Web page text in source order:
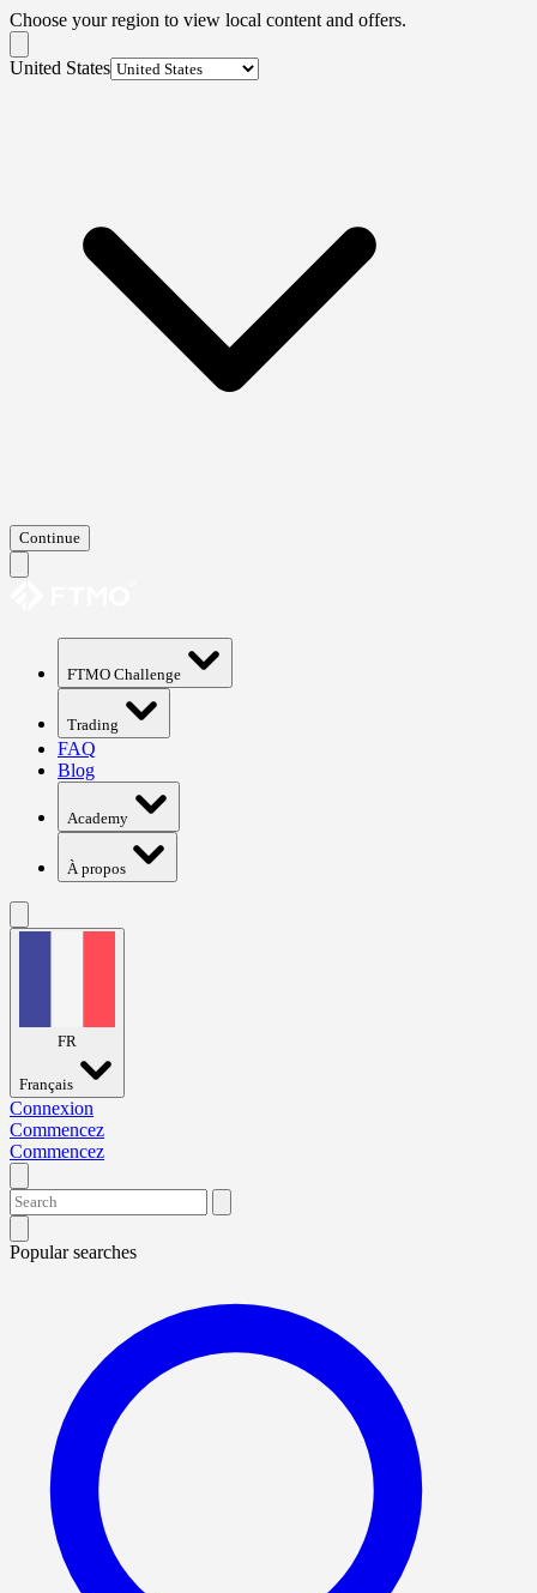
Choose your region to view local content and offers.
United States
Continue
FTMO Challenge
Trading
FAQ
Blog
Academy
À propos
FR
Français
Connexion
Commencez
Commencez
Popular searches